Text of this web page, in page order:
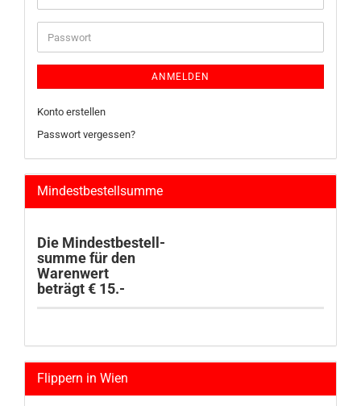
Mail-
Adresse
Passwort
ANMELDEN
Konto erstellen
Passwort vergessen?
Mindestbestellsumme
Die Mindestbestell-
summe für den
Warenwert
beträgt € 15.-
Flippern in Wien